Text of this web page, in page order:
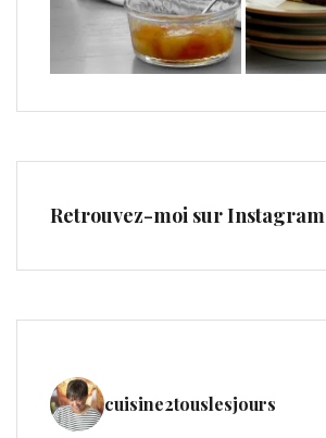
Retrouvez-moi sur Instagram
cuisine2touslesjours